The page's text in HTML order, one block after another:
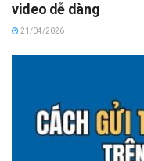
video dễ dàng
21/04/2026